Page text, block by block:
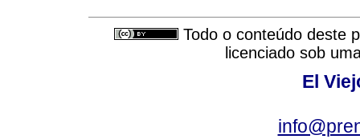
Todo o conteúdo deste
licenciado sob
El